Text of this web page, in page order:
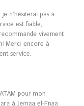
n’hésiterai pas à
est fiable,
vivement
Merci encore à
service.
pour mon
à Jemaa el-Fnaa